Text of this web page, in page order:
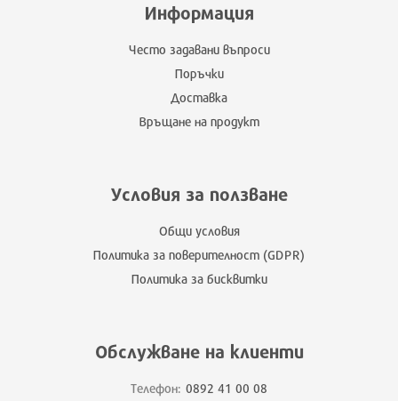
Информация
Често задавани въпроси
Поръчки
Доставка
Връщане на продукт
Условия за ползване
Общи условия
Политика за поверителност (GDPR)
Политика за бисквитки
Обслужване на клиенти
Телефон: 0892 41 00 08